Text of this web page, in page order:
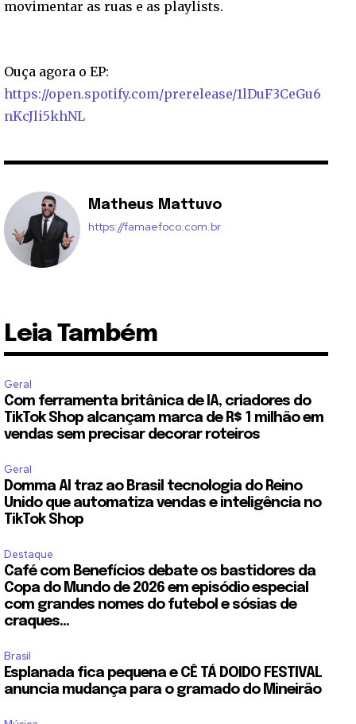
movimentar as ruas e as playlists.
Ouça agora o EP:
https://open.spotify.com/prerelease/1lDuF3CeGu6
nKcJli5khNL
Matheus Mattuvo
https://famaefoco.com.br
Leia Também
Geral
Com ferramenta britânica de IA, criadores do
TikTok Shop alcançam marca de R$ 1 milhão em
vendas sem precisar decorar roteiros
Geral
Domma AI traz ao Brasil tecnologia do Reino
Unido que automatiza vendas e inteligência no
TikTok Shop
Destaque
Café com Benefícios debate os bastidores da
Copa do Mundo de 2026 em episódio especial
com grandes nomes do futebol e sósias de
craques...
Brasil
Esplanada fica pequena e CÊ TÁ DOIDO FESTIVAL
anuncia mudança para o gramado do Mineirão